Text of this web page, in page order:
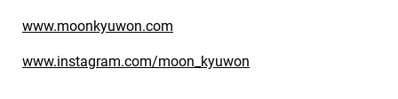
www.moonkyuwon.com
www.instagram.com/moon_kyuwon